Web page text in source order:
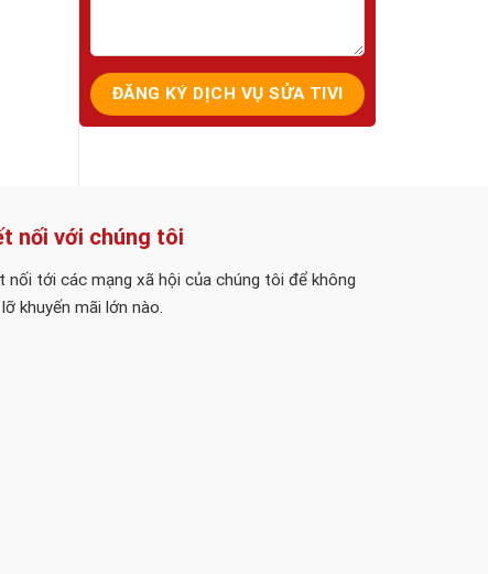
nối với chúng tôi
nối tới các mạng xã hội của chúng tôi để không
khuyến mãi lớn nào.